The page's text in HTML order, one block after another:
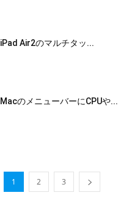
iPad Air2のマルチタッ...
MacのメニューバーにCPUや...
1 2 3